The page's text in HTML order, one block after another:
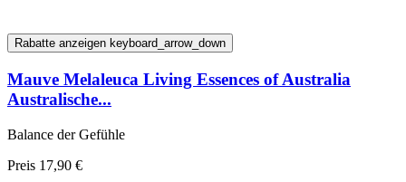
Rabatte anzeigen keyboard_arrow_down
Mauve Melaleuca Living Essences of Australia
Australische...
Balance der Gefühle
Preis 17,90 €